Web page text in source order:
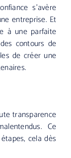
s’avère
entreprise. Et
à une parfaite
contours de
de créer une
transparence
Ce
cela dès